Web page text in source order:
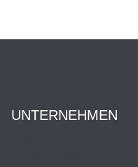
UNTERNEHMEN